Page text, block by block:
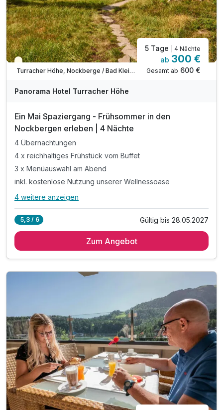
Saisonal verfügbar
Turracher Höhe, Nockberge / Bad Kleinkirchheim
5 Tage | 4 Nächte
ab 300 €
Gesamt ab 600 €
Panorama Hotel Turracher Höhe
Ein Mai Spaziergang - Frühsommer in den
Nockbergen erleben | 4 Nächte
4 Übernachtungen
4 x reichhaltiges Frühstück vom Buffet
3 x Menüauswahl am Abend
inkl. kostenlose Nutzung unserer Wellnessoase
Alle Inklusivleistungen
4 x reichhaltiges Frühstück vom Buffet
inkl. 1 x Kaffee & Kuchen Gutschein
4 weitere anzeigen
5,3 / 6 Gültig bis 28.05.2027
Zum Angebot